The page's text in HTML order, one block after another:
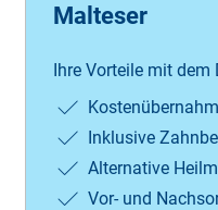
Malteser
Ihre Vorteile mit dem
Inklusive
Alternative
Vor- und